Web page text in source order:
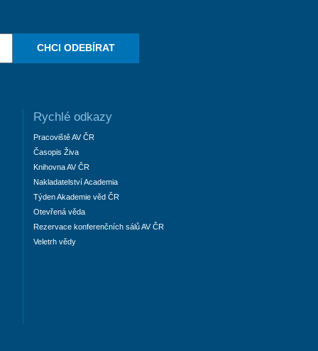
CHCI ODEBÍRAT
Rychlé odkazy
Pracoviště AV ČR
Časopis Živa
Knihovna AV ČR
Nakladatelství Academia
Týden Akademie věd ČR
Otevřená věda
Rezervace konferenčních sálů AV ČR
Veletrh vědy